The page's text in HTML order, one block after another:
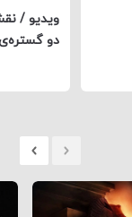
ویدیو /
دو